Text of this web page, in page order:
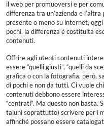
il web per promuoversi e per
differenza tra un’azienda e
presente o meno su internet,
pochi, la differenza è costituita
contenuti.
Offrire agli utenti contenuti
essere “quelli giusti”, “quelli da
grafica o con la fotografia, però,
di pochi e non da tutti. Ci vuole
contenuti debbono essere
“centrati”. Ma questo non basta.
taluni soprattutto) scrivere per i
affinché possano essere